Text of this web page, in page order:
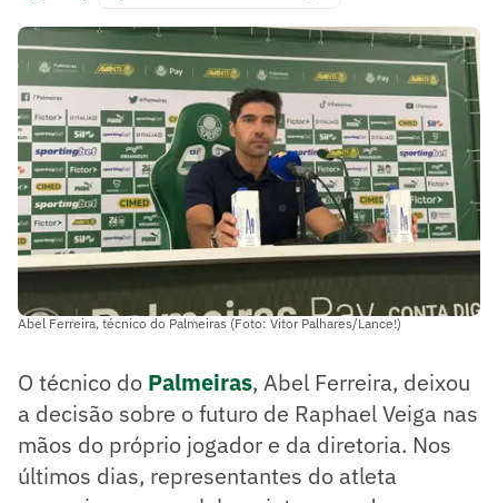
Abel Ferreira, técnico do Palmeiras (Foto: Vitor Palhares/Lance!)
O técnico do Palmeiras, Abel Ferreira, deixou
a decisão sobre o futuro de Raphael Veiga nas
mãos do próprio jogador e da diretoria. Nos
últimos dias, representantes do atleta